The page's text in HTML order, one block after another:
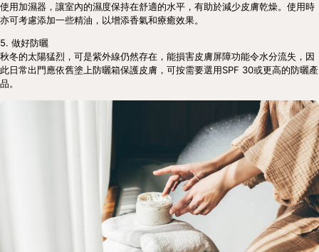
使用加濕器，讓室內的濕度保持在舒適的水平，有助於減少皮膚乾燥。使用時
亦可考慮添加一些精油，以增添香氣和療癒效果。
5. 做好防曬
秋冬的太陽猛烈，可是紫外線仍然存在，能損害皮膚屏障功能令水分流失，因
此日常出門應依舊塗上防曬箱保護皮膚，可按需要選用SPF 30或更高的防曬產
品。